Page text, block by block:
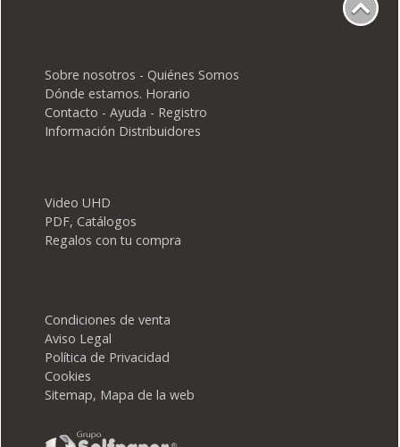
Sobre nosotros - Quiénes Somos
Dónde estamos. Horario
Contacto - Ayuda - Registro
Información Distribuidores
Video UHD
PDF, Catálogos
Regalos con tu compra
Condiciones de venta
Aviso Legal
Política de Privacidad
Cookies
Sitemap, Mapa de la web